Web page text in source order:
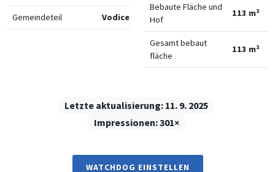
Gemeindeteil Vodice
Bebaute Fläche und
Hof
113 m²
Gesamt bebaut
fläche
113 m²
Letzte aktualisierung: 11. 9. 2025
Impressionen:301×
WATCHDOG EINSTELLEN